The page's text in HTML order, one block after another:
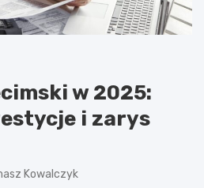
w 2025:
i zarys
Kowalczyk